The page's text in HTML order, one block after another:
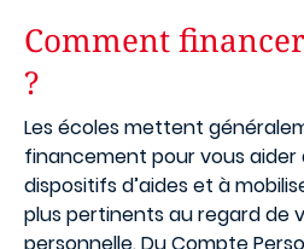
Comment
?
Les écoles mettent
financement pour vous aider
dispositifs d’aides et à
plus pertinents au regard de